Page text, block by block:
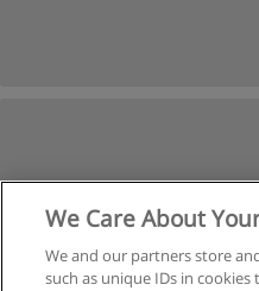
We Care About
We and our partners store
such as unique IDs in